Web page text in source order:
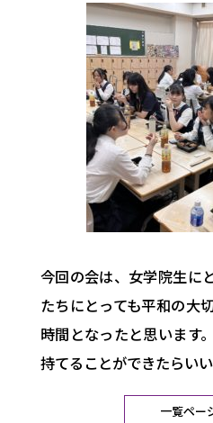
今回の会は、 女学院生に
たちにとっても平和の大
時間となったと思います。
持てることができたらい
一覧ペー